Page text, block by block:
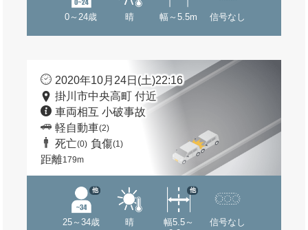
0～24歳 晴 幅～5.5m 信号なし
2020年10月24日(土)22:16
掛川市中央高町 付近
車両相互 小破事故
軽自動車(2)
死亡(0) 負傷(1)
距離179m
25～34歳
他
晴
幅5.5～
他
信号なし